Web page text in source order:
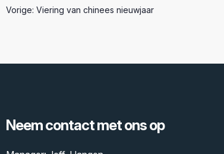
Vorige: Viering van chinees nieuwjaar
Neem contact met ons op